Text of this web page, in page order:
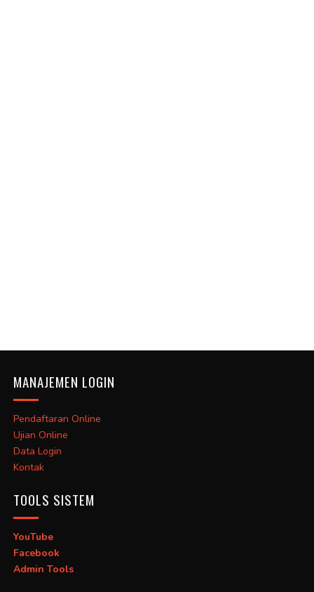
MANAJEMEN LOGIN
Pendaftaran Online
Ujian Online
Data Login
Kontak
TOOLS SISTEM
YouTube
Facebook
Admin Tools